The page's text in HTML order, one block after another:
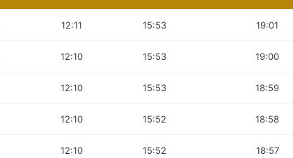
12:11 15:53 19:01
12:10 15:53 19:00
12:10 15:53 18:59
12:10 15:52 18:58
12:10 15:52 18:57